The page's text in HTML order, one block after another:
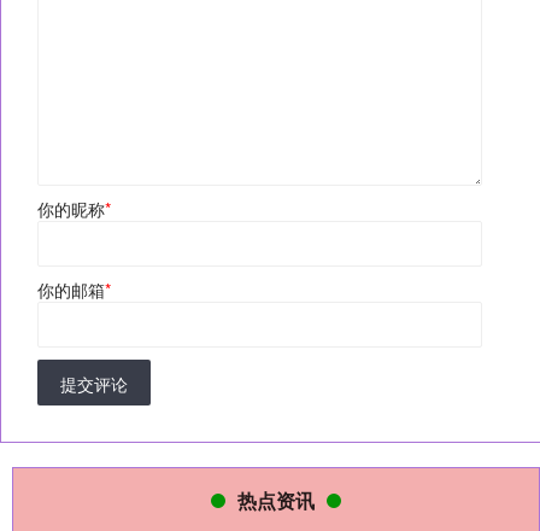
你的昵称*
你的邮箱*
提交评论
热点资讯